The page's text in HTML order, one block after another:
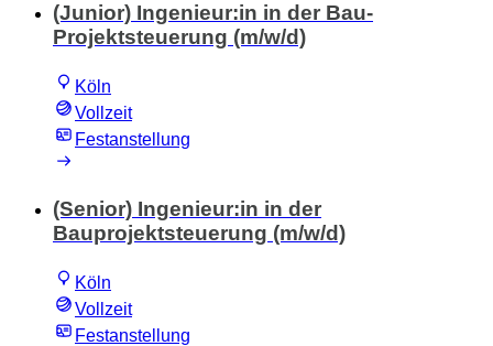
(Junior) Ingenieur:in in der Bau-
Projektsteuerung (m/w/d)
Köln
Vollzeit
Festanstellung
(Senior) Ingenieur:in in der
Bauprojektsteuerung (m/w/d)
Köln
Vollzeit
Festanstellung